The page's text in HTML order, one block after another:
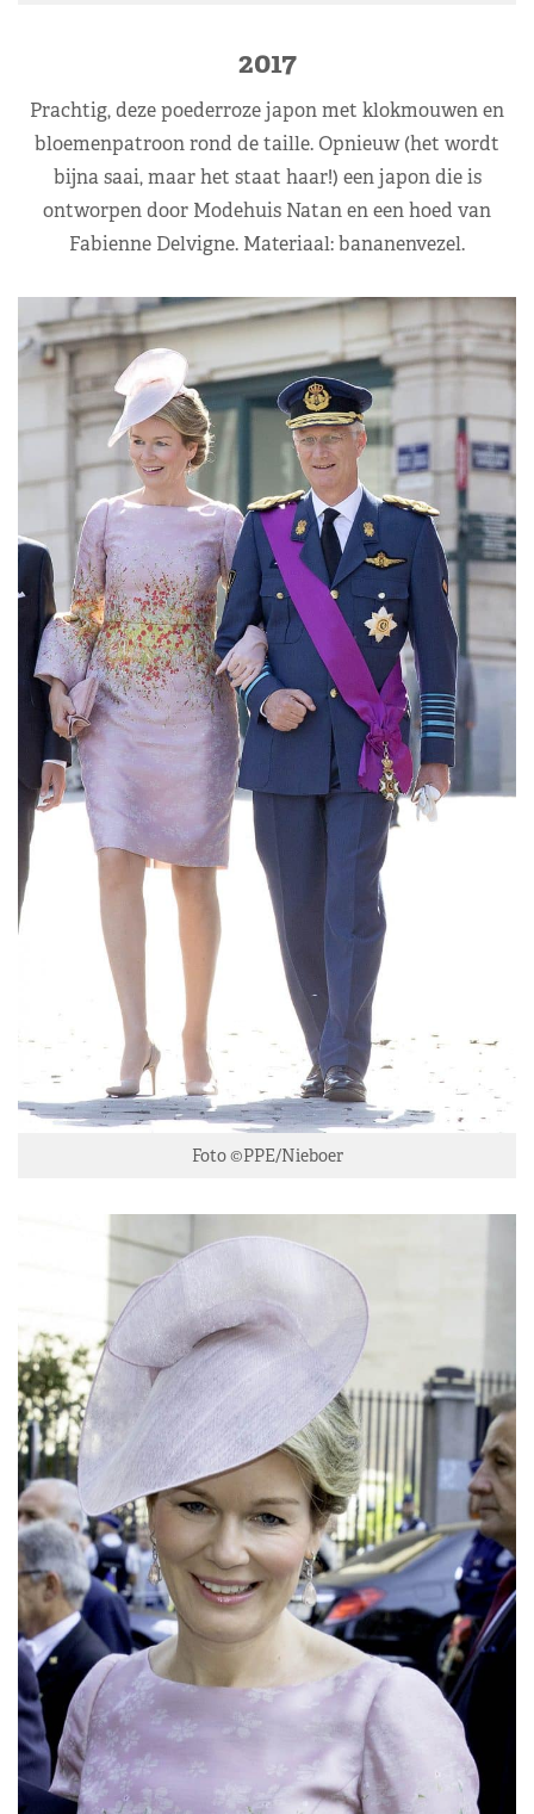
2017
Prachtig, deze poederroze japon met klokmouwen en
bloemenpatroon rond de taille. Opnieuw (het wordt
bijna saai, maar het staat haar!) een japon die is
ontworpen door Modehuis Natan en een hoed van
Fabienne Delvigne. Materiaal: bananenvezel.
Foto ©PPE/Nieboer